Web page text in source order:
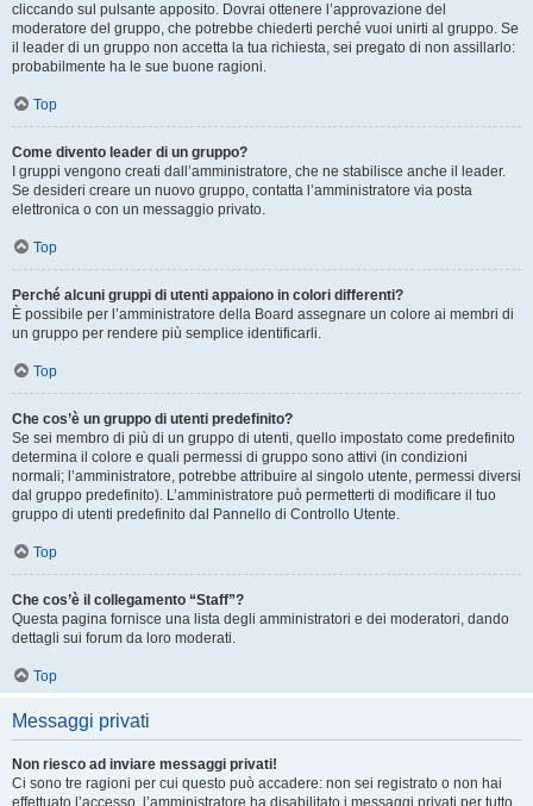
cliccando sul pulsante apposito. Dovrai ottenere l’approvazione del
moderatore del gruppo, che potrebbe chiederti perché vuoi unirti al gruppo. Se
il leader di un gruppo non accetta la tua richiesta, sei pregato di non assillarlo:
probabilmente ha le sue buone ragioni.
Top
Come divento leader di un gruppo?
I gruppi vengono creati dall’amministratore, che ne stabilisce anche il leader.
Se desideri creare un nuovo gruppo, contatta l’amministratore via posta
elettronica o con un messaggio privato.
Top
Perché alcuni gruppi di utenti appaiono in colori differenti?
È possibile per l’amministratore della Board assegnare un colore ai membri di
un gruppo per rendere più semplice identificarli.
Top
Che cos’è un gruppo di utenti predefinito?
Se sei membro di più di un gruppo di utenti, quello impostato come predefinito
determina il colore e quali permessi di gruppo sono attivi (in condizioni
normali; l’amministratore, potrebbe attribuire al singolo utente, permessi diversi
dal gruppo predefinito). L’amministratore può permetterti di modificare il tuo
gruppo di utenti predefinito dal Pannello di Controllo Utente.
Top
Che cos’è il collegamento “Staff”?
Questa pagina fornisce una lista degli amministratori e dei moderatori, dando
dettagli sui forum da loro moderati.
Top
Messaggi privati
Non riesco ad inviare messaggi privati!
Ci sono tre ragioni per cui questo può accadere: non sei registrato o non hai
effettuato l’accesso, l’amministratore ha disabilitato i messaggi privati per tutto